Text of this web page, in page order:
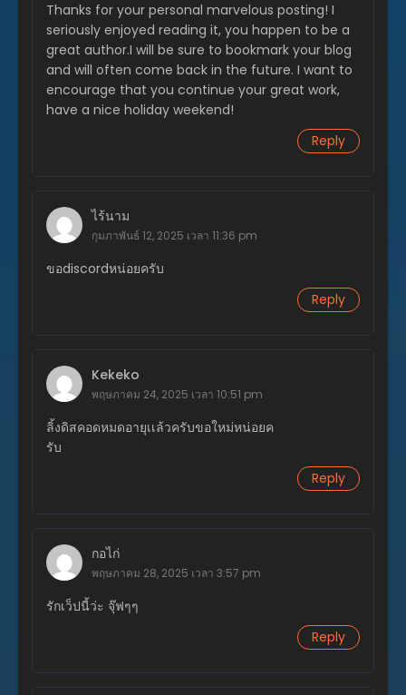
ตอนที่ 314
กุมภาพันธ์ 27, 2026
ตอนที่ 313
กุมภาพันธ์ 27, 2026
ตอนที่ 312
ตอนที่ 311
กุมภาพันธ์ 16, 2026
ตอนที่ 310
ตอนที่ 308
ตอนที่ 307
ตอนที่ 306
ตอนที่ 304
มกราคม 15, 2026
ตอนที่ 302
มกราคม 15, 2026
Thanks for your personal marvelous posting! I
seriously enjoyed reading it, you happen to be a
great author.I will be sure to bookmark your blog
and will often come back in the future. I want to
encourage that you continue your great work,
have a nice holiday weekend!
Reply
ไร้นาม
กุมภาพันธ์ 12, 2025 เวลา 11:36 pm
ขอdiscordหน่อยครับ
Reply
Kekeko
พฤษภาคม 24, 2025 เวลา 10:51 pm
ลิ้งดิสคอดหมดอายุเเล้วครับขอใหม่หน่อยค
รับ
Reply
กอไก่
พฤษภาคม 28, 2025 เวลา 3:57 pm
รักเว็ปนี้ว่ะ จุ๊ฟๆๆ
Reply